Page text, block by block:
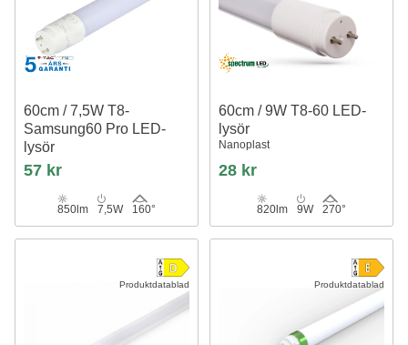
60cm / 7,5W T8-
Samsung60 Pro LED-
lysör
110LM/W, Samsung LED-chip
57 kr
850lm 7,5W 160°
60cm / 9W T8-60 LED-
lysör
Nanoplast
28 kr
820lm 9W 270°
Produktdatablad Produktdatablad